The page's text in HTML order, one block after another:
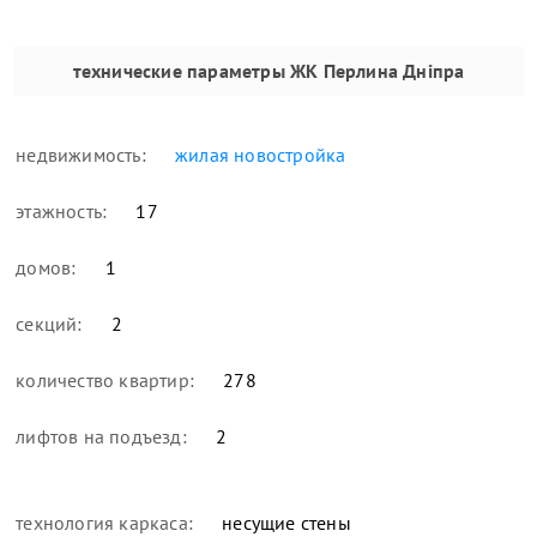
технические параметрыЖК Перлина Дніпра
недвижимость: жилая новостройка
этажность: 17
домов: 1
секций: 2
количество квартир: 278
лифтов на подъезд: 2
технология каркаса: несущие стены